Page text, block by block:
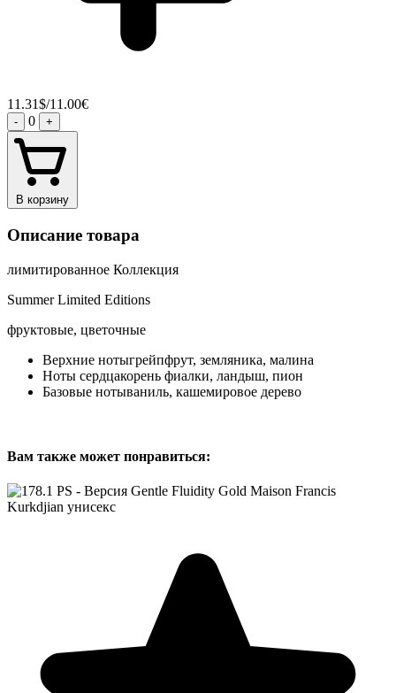
11.31$/11.00€
- 0 +
В корзину
Описание товара
лимитированное Коллекция
Summer Limited Editions
фруктовые, цветочные
Верхние нотыгрейпфрут, земляника, малина
Ноты сердцакорень фиалки, ландыш, пион
Базовые нотываниль, кашемировое дерево
Вам также может понравиться: